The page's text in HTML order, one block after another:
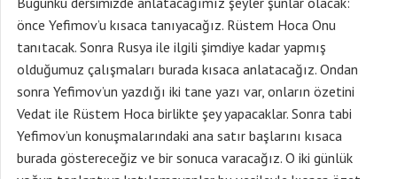
önce Yefimov’u kısaca tanıyacağız. Rüstem Hoca Onu
tanıtacak. Sonra Rusya ile ilgili şimdiye kadar yapmış
olduğumuz çalışmaları burada kısaca anlatacağız. Ondan
sonra Yefimov’un yazdığı iki tane yazı var, onların özetini
Vedat ile Rüstem Hoca birlikte şey yapacaklar. Sonra tabi
Yefimov’un konuşmalarındaki ana satır başlarını kısaca
burada göstereceğiz ve bir sonuca varacağız. O iki günlük